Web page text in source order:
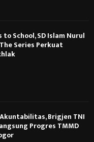
to School, SD Islam Nurul
Series Perkuat
Brigjen TNI
Progres TMMD